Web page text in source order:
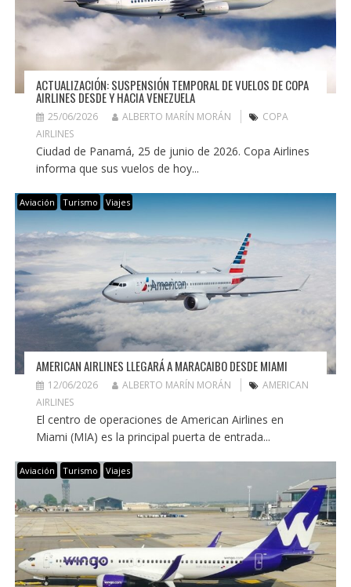
ACTUALIZACIÓN: SUSPENSIÓN TEMPORAL DE VUELOS DE COPA
AIRLINES DESDE Y HACIA VENEZUELA
25/06/2026 ALBERTO MARÍN MORÁN
COPA
AIRLINES
Ciudad de Panamá, 25 de junio de 2026. Copa Airlines
informa que sus vuelos de hoy...
Aviación Turismo Viajes
AMERICAN AIRLINES LLEGARÁ A MARACAIBO DESDE MIAMI
12/06/2026 ALBERTO MARÍN MORÁN
AMERICAN
AIRLINES
El centro de operaciones de American Airlines en
Miami (MIA) es la principal puerta de entrada...
Aviación Turismo Viajes